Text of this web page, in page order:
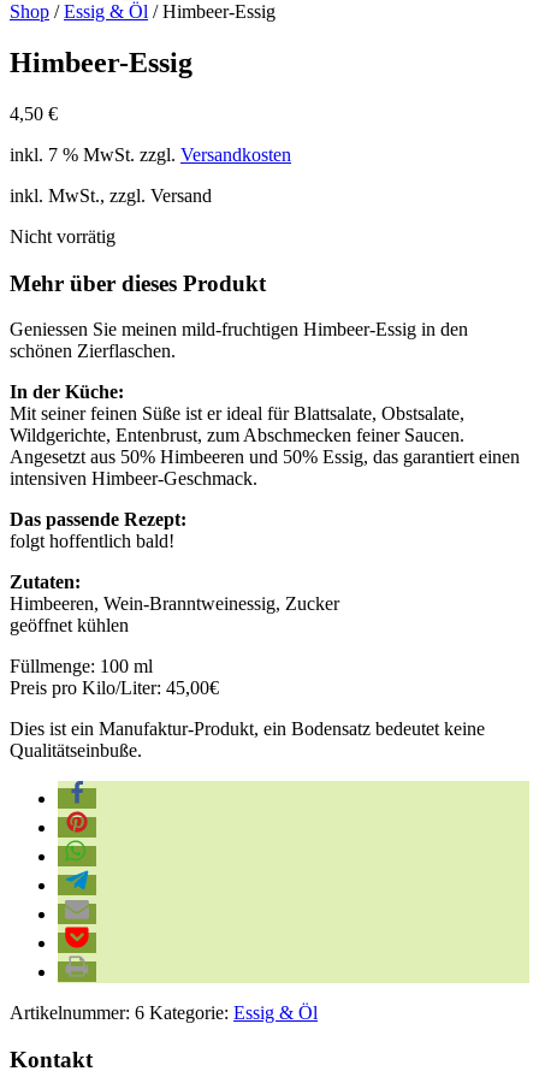
Shop /Essig & Öl / Himbeer-Essig
Himbeer-Essig
4,50 €
inkl. 7 % MwSt. zzgl. Versandkosten
inkl. MwSt., zzgl. Versand
Nicht vorrätig
Mehr über dieses Produkt
Geniessen Sie meinen mild-fruchtigen Himbeer-Essig in den
schönen Zierflaschen.
In der Küche:
Mit seiner feinen Süße ist er ideal für Blattsalate, Obstsalate,
Wildgerichte, Entenbrust, zum Abschmecken feiner Saucen.
Angesetzt aus 50% Himbeeren und 50% Essig, das garantiert einen
intensiven Himbeer-Geschmack.
Das passende Rezept:
folgt hoffentlich bald!
Zutaten:
Himbeeren, Wein-Branntweinessig, Zucker
geöffnet kühlen
Füllmenge: 100 ml
Preis pro Kilo/Liter: 45,00€
Dies ist ein Manufaktur-Produkt, ein Bodensatz bedeutet keine
Qualitätseinbuße.
Artikelnummer: 6 Kategorie: Essig & Öl
Kontakt